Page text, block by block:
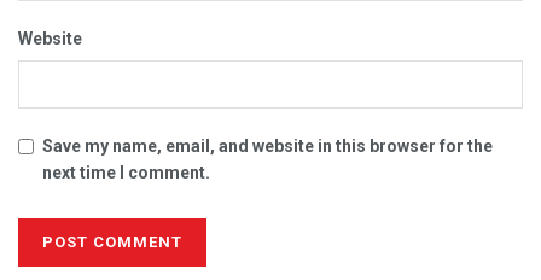
Website
Save my name, email, and website in this browser for the
next time I comment.